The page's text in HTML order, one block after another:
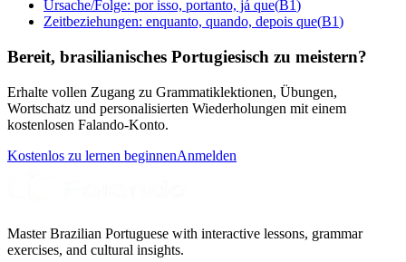
Ursache/Folge: por isso, portanto, já que(B1)
Zeitbeziehungen: enquanto, quando, depois que(B1)
Bereit, brasilianisches Portugiesisch zu meistern?
Erhalte vollen Zugang zu Grammatiklektionen, Übungen,
Wortschatz und personalisierten Wiederholungen mit einem
kostenlosen Falando-Konto.
Kostenlos zu lernen beginnenAnmelden
Master Brazilian Portuguese with interactive lessons, grammar
exercises, and cultural insights.